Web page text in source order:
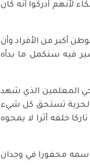
أدركوا أنه كان
أكبر من الأفراد وأن
فيه سنكمل ما بدأه
المعلمين الذي شهد
الحرية تستحق كل شيء
خلفه أثرا لا يمحوه
محفورا في وجدان